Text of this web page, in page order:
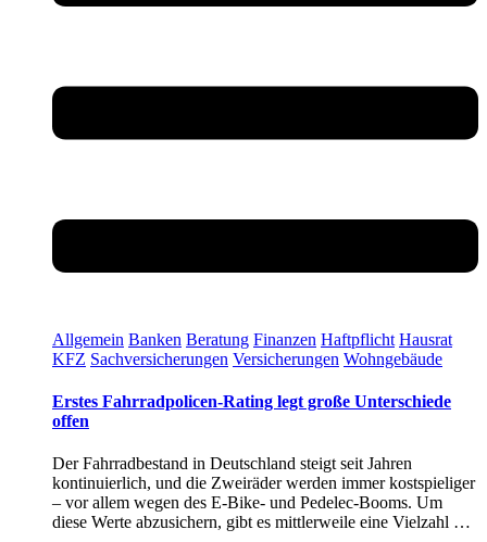
Allgemein Banken Beratung Finanzen Haftpflicht Hausrat
KFZ Sachversicherungen Versicherungen Wohngebäude
Erstes Fahrradpolicen-Rating legt große Unterschiede
offen
Der Fahrradbestand in Deutschland steigt seit Jahren
kontinuierlich, und die Zweiräder werden immer kostspieliger
– vor allem wegen des E-Bike- und Pedelec-Booms. Um
diese Werte abzusichern, gibt es mittlerweile eine Vielzahl …